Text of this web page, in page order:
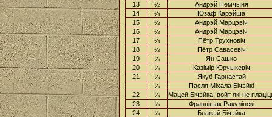
13
½
Андрэй Немчыня
14
¼
Юзаф Карэйша
15
½
Андрэй Марцэвіч
16
½
Андрэй Марцэвіч
17
¼
Пётр Трухновіч
18
½
Пётр Савасевіч
19
¼
Ян Сашко
20
¼
Казімір Юрчыкевіч
21
¼
Якуб Гарнастай
¼
Пасля Міхала Бічэйкі
22
¼
Мацей Бічэйка, войт які не
23
¼
Францішак Ракулінскі
24
¼
Блажэй Бічэйка